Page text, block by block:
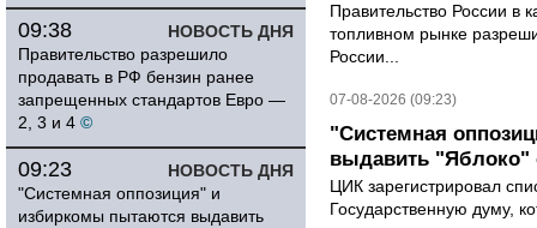
НОВОСТЬ ДНЯ
09:38
Правительство разрешило
продавать в РФ бензин ранее
запрещенных стандартов Евро —
2, 3 и 4 ©
НОВОСТЬ ДНЯ
09:23
"Системная оппозиция" и
избиркомы пытаются выдавить
Правительство России в
топливном рынке
России...
07-08-2026 (09:23)
"Системная
выдавить "Яблоко"
ЦИК зарегистрировал
Государственную думу,